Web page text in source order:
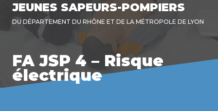
JEUNES SAPEURS-POMPIERS
DU DÉPARTEMENT DU RHÔNE ET DE LA MÉTROPOLE DE LYON
FA JSP 4 – Risque
électrique